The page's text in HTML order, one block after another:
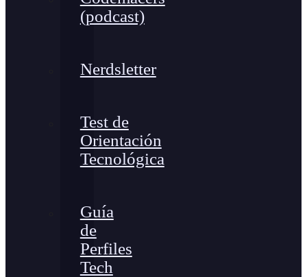
(podcast)
Nerdsletter
Test de
Orientación
Tecnológica
Guía
de
Perfiles
Tech